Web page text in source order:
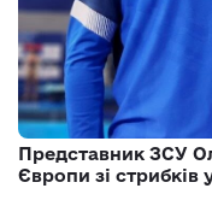
Представник ЗСУ
Європи зі стрибків